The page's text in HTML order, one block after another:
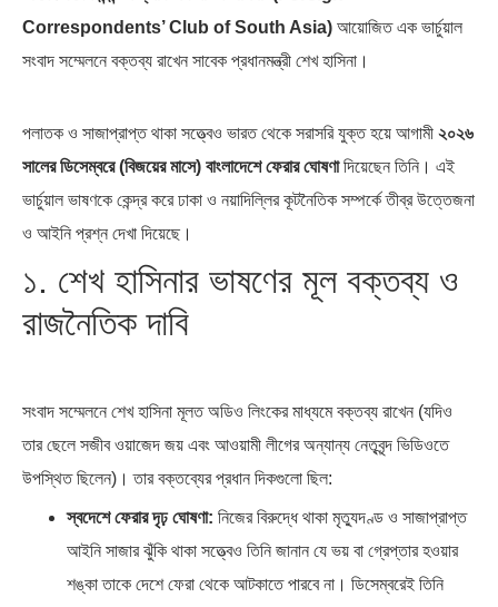
পৃথিবীতে বর্তমানে মোট দেশের সংখ্যা…
এশিয়ান সেঞ্চুরির দ্বৈরথ: চীন-ভারতের
বৈশ্বিক…
Correspondents’ Club of South Asia) আয়োজিত এক ভার্চুয়াল
সংবাদ সম্মেলনে বক্তব্য রাখেন সাবেক প্রধানমন্ত্রী শেখ হাসিনা।
পলাতক ও সাজাপ্রাপ্ত থাকা সত্ত্বেও ভারত থেকে সরাসরি যুক্ত হয়ে আগামী ২০২৬
সালের ডিসেম্বরে (বিজয়ের মাসে) বাংলাদেশে ফেরার ঘোষণাদিয়েছেন তিনি। এই
ভার্চুয়াল ভাষণকে কেন্দ্র করে ঢাকা ও নয়াদিল্লির কূটনৈতিক সম্পর্কে তীব্র উত্তেজনা
ও আইনি প্রশ্ন দেখা দিয়েছে।
১. শেখ হাসিনার ভাষণের মূল বক্তব্য ও
রাজনৈতিক দাবি
সংবাদ সম্মেলনে শেখ হাসিনা মূলত অডিও লিংকের মাধ্যমে বক্তব্য রাখেন (যদিও
তার ছেলে সজীব ওয়াজেদ জয় এবং আওয়ামী লীগের অন্যান্য নেতৃবৃন্দ ভিডিওতে
উপস্থিত ছিলেন)। তার বক্তব্যের প্রধান দিকগুলো ছিল:
স্বদেশে ফেরার দৃঢ় ঘোষণা: নিজের বিরুদ্ধে থাকা মৃত্যুদণ্ড ও সাজাপ্রাপ্ত
আইনি সাজার ঝুঁকি থাকা সত্ত্বেও তিনি জানান যে ভয় বা গ্রেপ্তার হওয়ার
শঙ্কা তাকে দেশে ফেরা থেকে আটকাতে পারবে না। ডিসেম্বরেই তিনি